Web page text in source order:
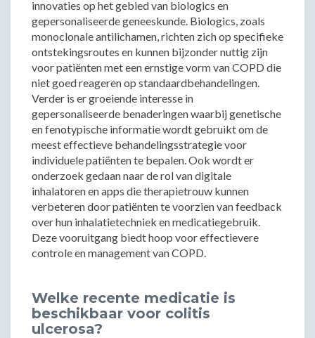
innovaties op het gebied van biologics en
gepersonaliseerde geneeskunde. Biologics, zoals
monoclonale antilichamen, richten zich op specifieke
ontstekingsroutes en kunnen bijzonder nuttig zijn
voor patiënten met een ernstige vorm van COPD die
niet goed reageren op standaardbehandelingen.
Verder is er groeiende interesse in
gepersonaliseerde benaderingen waarbij genetische
en fenotypische informatie wordt gebruikt om de
meest effectieve behandelingsstrategie voor
individuele patiënten te bepalen. Ook wordt er
onderzoek gedaan naar de rol van digitale
inhalatoren en apps die therapietrouw kunnen
verbeteren door patiënten te voorzien van feedback
over hun inhalatietechniek en medicatiegebruik.
Deze vooruitgang biedt hoop voor effectievere
controle en management van COPD.
Welke recente medicatie is
beschikbaar voor colitis
ulcerosa?